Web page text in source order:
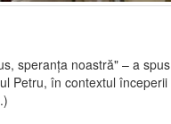
speranța noastră" – a spus
Petru, în contextul începerii